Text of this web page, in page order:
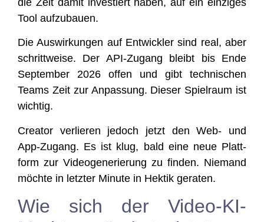
Tool aufzubauen.
Die Aus­wir­kun­gen auf Ent­wick­ler sind real, aber
schritt­wei­se. Der API-Zugang bleibt bis Ende
Sep­tem­ber 2026 offen und gibt tech­ni­schen
Teams Zeit zur Anpas­sung. Die­ser Spiel­raum ist
wichtig.
Crea­tor ver­lie­ren jedoch jetzt den Web- und
App-Zugang. Es ist klug, bald eine neue Platt­
form zur Video­ge­ne­rie­rung zu fin­den. Nie­mand
möch­te in letz­ter Minu­te in Hek­tik geraten.
Wie sich der Video-KI-